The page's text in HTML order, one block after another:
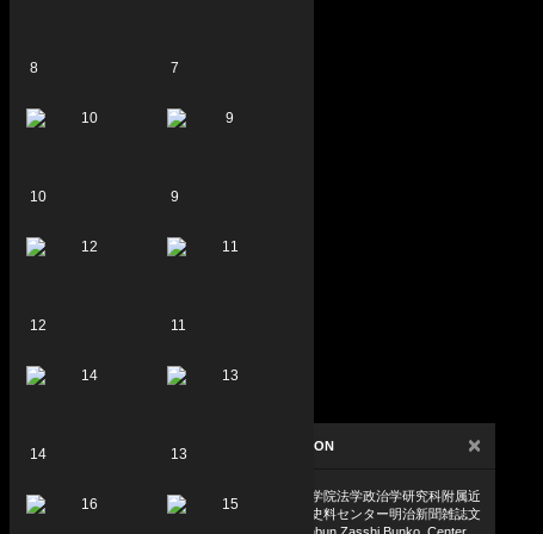
ATTRIBUTION ×
東京大学大学院法学政治学研究科附属近
代日本法政史料センター明治新聞雑誌文
7
8
9
10
11
12
13
14